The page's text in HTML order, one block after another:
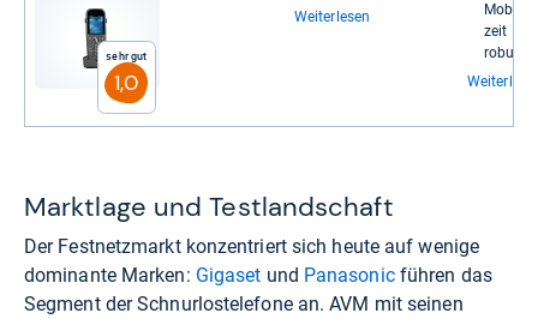
Sehr gut
1,0
Weiterlesen
zeit
robust
Marktlage und Testlandschaft
Der Festnetzmarkt konzentriert sich heute auf wenige
dominante Marken: Gigaset und Panasonicführen das
Segment der Schnurlostelefone an. AVM mit seinen